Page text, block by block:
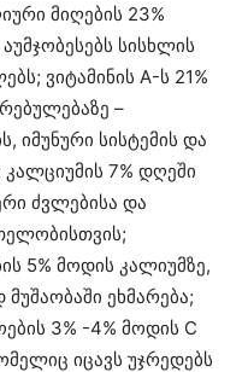
მიღების 23%
სისხლის
ვიტამინის A-ს 21%
–
იმუნური სისტემის და
7% დღეში
ძვლებისა და
5% მოდის კალიუმზე,
ეხმარება;
3% -4% მოდის C
იცავს უჯრედებს